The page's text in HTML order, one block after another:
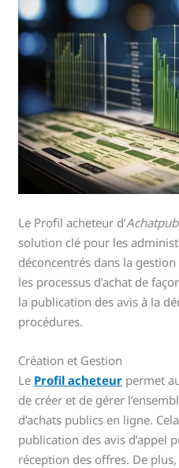
Le Profil acheteur d’
solution clé pour les
déconcentrés dans la
les processus d’achat de
la publication des avis à la
procédures.
Création et Gestion
Le Profil acheteur permet
de créer et de gérer
d’achats publics en ligne.
publication des avis d’appel
réception des offres. De